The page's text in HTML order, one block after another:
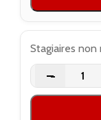
Stagiaires non
-